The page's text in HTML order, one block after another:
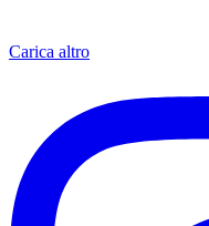
Carica altro